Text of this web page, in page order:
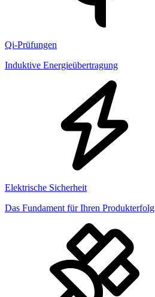
Qi-Prüfungen
Induktive Energieübertragung
Elektrische Sicherheit
Das Fundament für Ihren Produkterfolg